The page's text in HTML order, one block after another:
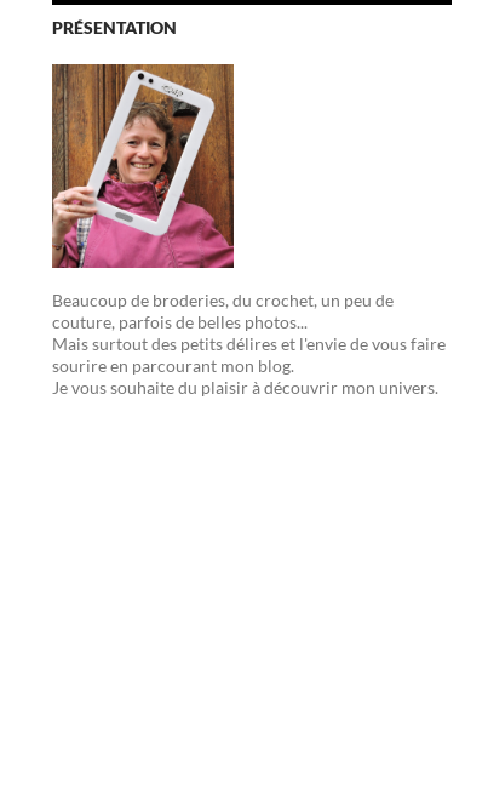
PRÉSENTATION
Beaucoup de broderies, du crochet, un peu de
couture, parfois de belles photos...
Mais surtout des petits délires et l'envie de vous faire
sourire en parcourant mon blog.
Je vous souhaite du plaisir à découvrir mon univers.